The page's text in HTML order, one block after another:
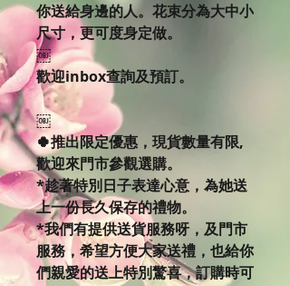
你送給身邊的人。花束分為大中小
尺寸，更可度身定做。
￼
歡迎inbox查詢及預訂。
￼
🍀推出限定優惠，現貨數量有限,
歡迎來門市參觀選購。
*趁著特別日子表達心意，為她送
上一份長久保存的禮物。
*我們有提供送貨服務呀，及門市
服務，希望方便大家送禮，也給你
們親愛的送上特別驚喜，訂購時可